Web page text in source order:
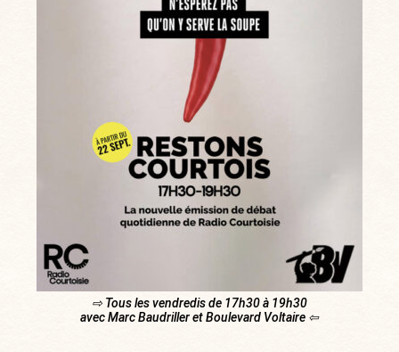
⇨ Tous les vendredis de 17h30 à 19h30
avec Marc Baudriller et Boulevard Voltaire ⇦